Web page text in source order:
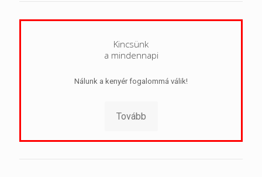
Kincsünk
a mindennapi
Nálunk a kenyér fogalommá válik!
Tovább